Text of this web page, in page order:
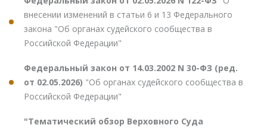
внесении изменений в статьи 6 и 13 Федерального
закона "Об органах судейского сообщества в
Российской Федерации"
Федеральный закон от 14.03.2002 N 30-ФЗ (ред.
от 02.05.2026) "Об органах судейского сообщества в
Российской Федерации"
"Тематический обзор Верховного Суда